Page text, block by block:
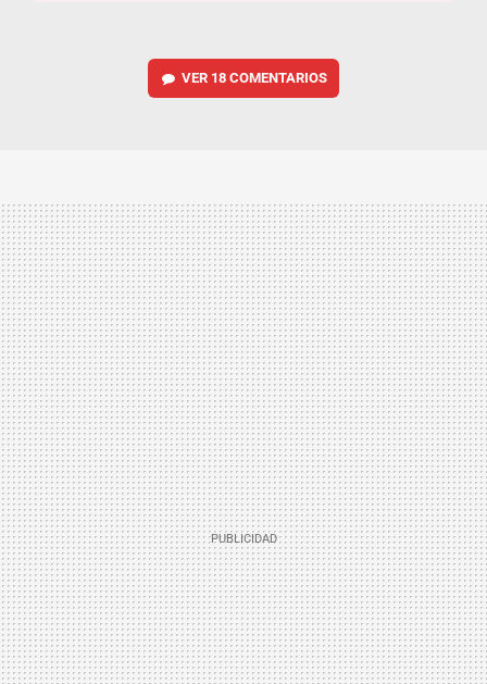
VER 18 COMENTARIOS